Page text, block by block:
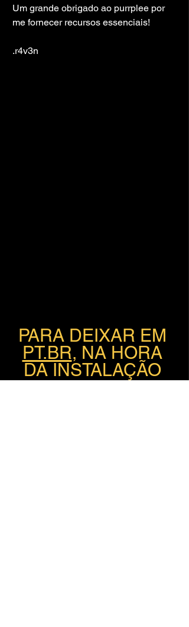
Um grande obrigado ao purrplee por
me fornecer recursos essenciais!
.r4v3n
PARA DEIXAR EM
PT.BR, NA HORA
DA INSTALAÇÃO
DESMARQUE AS